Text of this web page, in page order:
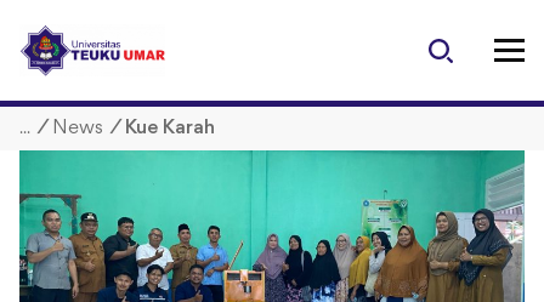
p
/ News / Kue Karah